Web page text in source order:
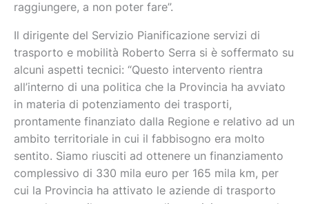
raggiungere, a non poter fare”.
Il dirigente del Servizio Pianificazione servizi di
trasporto e mobilità Roberto Serra si è soffermato su
alcuni aspetti tecnici: “Questo intervento rientra
all’interno di una politica che la Provincia ha avviato
in materia di potenziamento dei trasporti,
prontamente finanziato dalla Regione e relativo ad un
ambito territoriale in cui il fabbisogno era molto
sentito. Siamo riusciti ad ottenere un finanziamento
complessivo di 330 mila euro per 165 mila km, per
cui la Provincia ha attivato le aziende di trasporto